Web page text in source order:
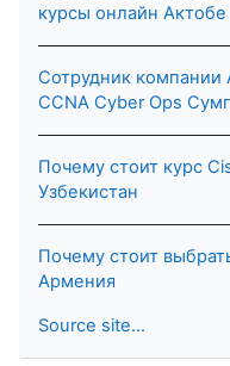
курсы онлайн Актобе
Сотрудник компании
CCNA Cyber Ops
Почему стоит курс
Узбекистан
Почему стоит
Армения
Source site...